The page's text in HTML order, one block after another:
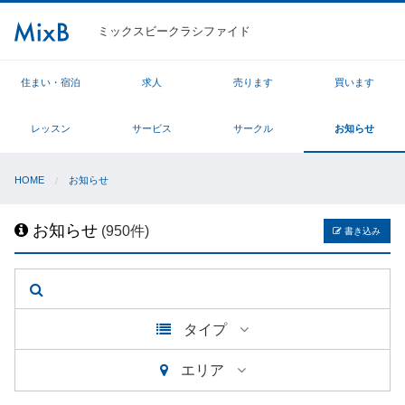
ミックスビークラシファイド
住まい・宿泊 求人 売ります 買います
レッスン サービス サークル お知らせ
HOME お知らせ
お知らせ (950件) 書き込み
タイプ
エリア